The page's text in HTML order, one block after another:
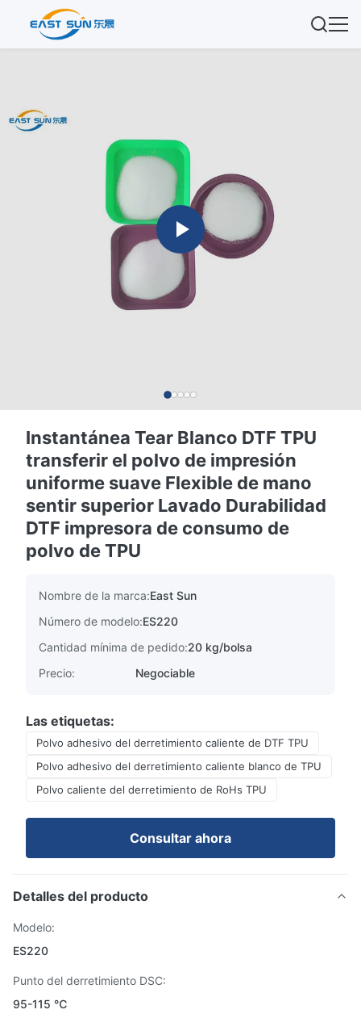
Instantánea Tear Blanco DTF TPU
transferir el polvo de impresión
uniforme suave Flexible de mano
sentir superior Lavado Durabilidad
DTF impresora de consumo de
polvo de TPU
Nombre de la marca:East Sun
Número de modelo:ES220
Cantidad mínima de pedido:20 kg/bolsa
Precio:
Negociable
Las etiquetas:
Polvo adhesivo del derretimiento caliente de DTF TPU
Polvo adhesivo del derretimiento caliente blanco de TPU
Polvo caliente del derretimiento de RoHs TPU
Consultar ahora
Detalles del producto
Modelo:
ES220
Punto del derretimiento DSC:
95-115 ℃